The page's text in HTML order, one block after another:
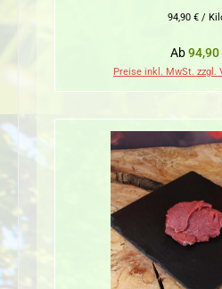
94,90 € /
Regulärer
Ab94,90
Preise inkl. MwSt. zzgl.